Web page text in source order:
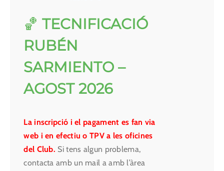
🏀TECNIFICACIÓ
RUBÉN
SARMIENTO –
AGOST 2026
La inscripció i el pagament es fan via
web i en efectiu o TPV a les oficines
del Club. Si tens algun problema,
contacta amb un mail a amb l’àrea